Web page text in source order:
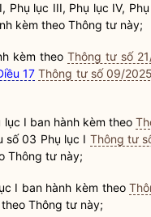
Phụ lục III, Phụ lục IV,
kèm theo Thông tư này;
kèm theo Thông tư số
17 Thông tư số 09/
lục I ban hành kèm theo
số 03 Phụ lục I Thông tư
Thông tư này;
I ban hành kèm theo
Thông tư này;